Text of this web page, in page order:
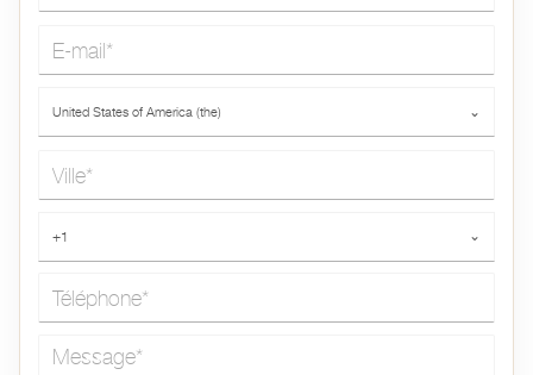
United States of America (the) ⌄
+1 ⌄
Message*